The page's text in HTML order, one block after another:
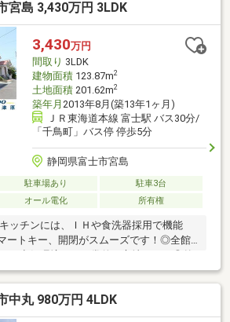
宮島 3,430万円 3LDK
3,430万円
間取り 3LDK
建物面積123.87m2
土地面積201.62m2
築年月 2013年8月(築13年1ヶ月)
ＪＲ東海道本線 富士駅 バス30分/
「千鳥町」バス停 停歩5分
静岡県富士市宮島
駐車場あり
駐車3台
オール電化 所有権
ッチンには、ＩＨや食洗器採用で機能
ートキー、開閉がスムーズです！◎全館
た空気環境で、日常的な心地よさ！◎外
する独特の温もりと高級感の磁器タイル
のあるお庭！◎バルコニーもワイドで使
3台+軽1台駐車可！◎ゆきよし幼稚園ま
◎わかくさ保育園まで約1.4Km・車で3
中丸 980万円 4LDK